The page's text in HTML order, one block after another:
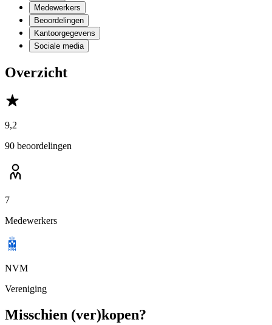
Medewerkers
Beoordelingen
Kantoorgegevens
Sociale media
Overzicht
9,2
90 beoordelingen
7
Medewerkers
NVM
Vereniging
Misschien (ver)kopen?